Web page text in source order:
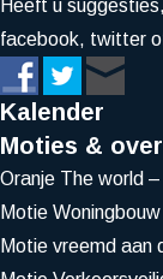
Heeft u
facebook, twitter
Kalender
Moties &
Oranje The world
Motie
Motie vreemd aan